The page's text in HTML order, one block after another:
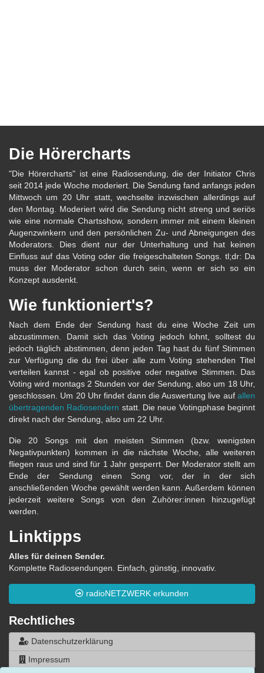
Die Hörercharts
"Die Hörercharts" ist eine Radiosendung, die der Initiator Chris
seit 2014 jede Woche moderiert. Die Sendung fand anfangs jeden
Mittwoch um 20 Uhr statt, wechselte inzwischen allerdings auf
den Montag. Moderiert wird die Sendung nicht streng und seriös
wie eine normale Chartsshow, sondern immer mit einem kleinen
Augenzwinkern und den persönlichen Zu- und Abneigungen des
Moderators. Dies dient nur der Unterhaltung und hat keinen
Einfluss auf das Voting oder die freigeschalteten Songs. tl;dr: Da
muss der Moderator schon durch sein, wenn er sich so ein
Konzept ausdenkt.
Wie funktioniert's?
Nach dem Ende der Sendung hast du eine Woche Zeit um
abzustimmen. Damit sich das Voting jedoch lohnt, solltest du
jedoch täglich abstimmen, denn jeden Tag hast du fünf Stimmen
zur Verfügung die du frei über alle zum Voting stehenden Titel
verteilen kannst - egal ob positive oder negative Stimmen. Das
Voting wird montags 2 Stunden vor der Sendung, also um 18 Uhr,
geschlossen. Um 20 Uhr findet dann die Auswertung live auf allen
übertragenden Radiosendern statt. Die neue Votingphase beginnt
direkt nach der Sendung, also um 22 Uhr.
Die 20 Songs mit den meisten Stimmen (bzw. wenigsten
Negativpunkten) kommen in die nächste Woche, alle weiteren
fliegen raus und sind für 1 Jahr gesperrt. Der Moderator stellt am
Ende der Sendung einen Song vor, der in der sich
anschließenden Woche gewählt werden kann. Außerdem können
jederzeit weitere Songs von den Zuhörer:innen hinzugefügt
werden.
Linktipps
Alles für deinen Sender.
Komplette Radiosendungen. Einfach, günstig, innovativ.
radioNETZWERK erkunden
Rechtliches
Datenschutzerklärung
Impressum